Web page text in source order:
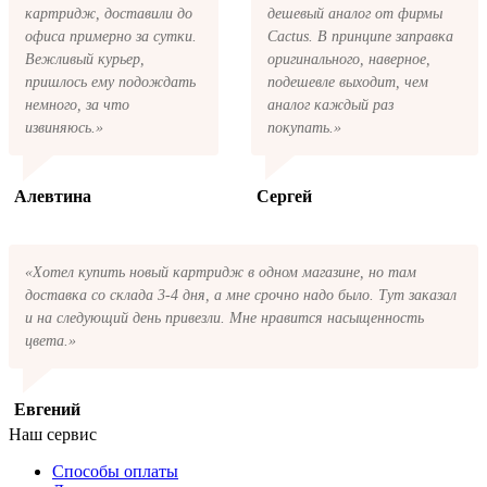
позвоните.
картридж, доставили до
офиса примерно за сутки.
Вежливый курьер,
пришлось ему подождать
немного, за что
извиняюсь.»
Алевтина
дешевый аналог от фирмы
Cactus. В принципе заправка
оригинального, наверное,
подешевле выходит, чем
аналог каждый раз
покупать.»
Сергей
«Хотел купить новый картридж в одном магазине, но там
доставка со склада 3-4 дня, а мне срочно надо было. Тут заказал
и на следующий день привезли. Мне нравится насыщенность
цвета.»
Евгений
Наш сервис
Способы оплаты